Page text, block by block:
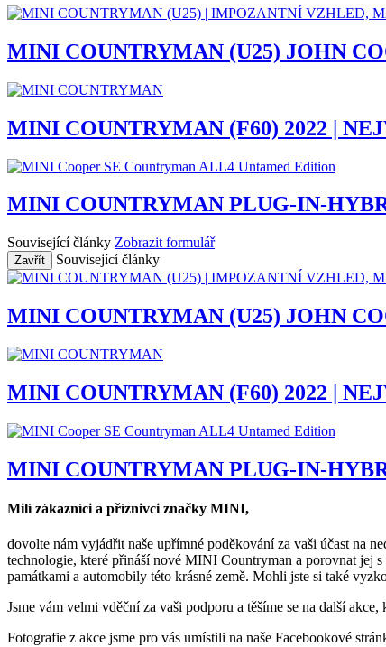
MINI COUNTRYMAN (U25) JOHN
MINI COUNTRYMAN (F60) 2022 |
MINI COUNTRYMAN PLUG-IN-
Související články Zobrazit formulář
Zavřít Související články
MINI COUNTRYMAN (U25) JOHN
MINI COUNTRYMAN (F60) 2022 |
MINI COUNTRYMAN PLUG-IN-
Milí zákazníci a příznivci značky MINI,
dovolte nám vyjádřit naše upřímné poděkování za vaši účast na
technologie, které přináší nové MINI Countryman a porovnat jej s
památkami a automobily této krásné země. Mohli jste si také
Jsme vám velmi vděční za vaši podporu a těšíme se na další
Fotografie z akce jsme pro vás umístili na naše Facebookové